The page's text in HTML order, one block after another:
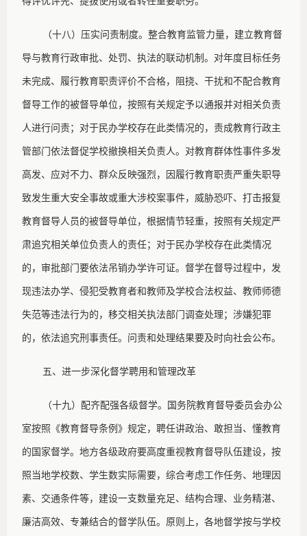
（十八）压实问责制度。整合教育监管力量，建立教育督
导与教育行政审批、处罚、执法的联动机制。对年度目标任务
未完成、履行教育职责评价不合格，阻挠、干扰和不配合教育
督导工作的被督导单位，按照有关规定予以通报并对相关负责
人进行问责；对于民办学校存在此类情况的，责成教育行政主
管部门依法督促学校撤换相关负责人。对教育群体性事件多发
高发、应对不力、群众反映强烈，因履行教育职责严重失职导
致发生重大安全事故或重大涉校案事件，威胁恐吓、打击报复
教育督导人员的被督导单位，根据情节轻重，按照有关规定严
肃追究相关单位负责人的责任；对于民办学校存在此类情况
的，审批部门要依法吊销办学许可证。督学在督导过程中，发
现违法办学、侵犯受教育者和教师及学校合法权益、教师师德
失范等违法行为的，移交相关执法部门调查处理；涉嫌犯罪
的，依法追究刑事责任。问责和处理结果要及时向社会公布。
五、进一步深化督学聘用和管理改革
（十九）配齐配强各级督学。国务院教育督导委员会办公
室按照《教育督导条例》规定，聘任讲政治、敢担当、懂教育
的国家督学。地方各级政府要高度重视教育督导队伍建设，按
照当地学校数、学生数实际需要，综合考虑工作任务、地理因
素、交通条件等，建设一支数量充足、结构合理、业务精湛、
廉洁高效、专兼结合的督学队伍。原则上，各地督学按与学校